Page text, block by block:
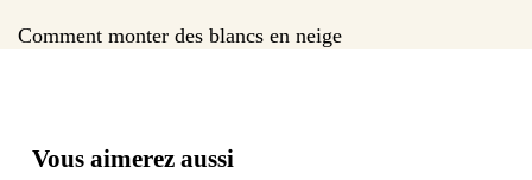
Comment monter des blancs en neige
Vous aimerez aussi